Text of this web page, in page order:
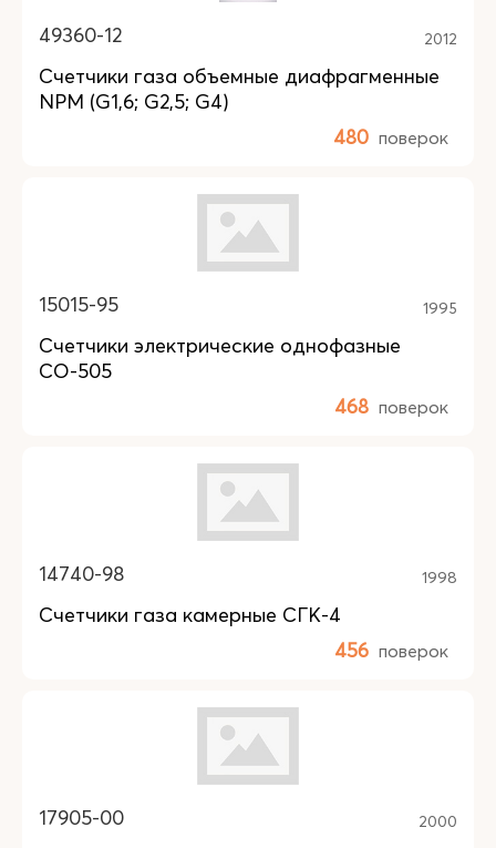
49360-12 2012
Счетчики газа объемные диафрагменные
NPM (G1,6; G2,5; G4)
480 поверок
15015-95 1995
Счетчики электрические однофазные
СО-505
468 поверок
14740-98 1998
Счетчики газа камерные СГК-4
456 поверок
17905-00 2000